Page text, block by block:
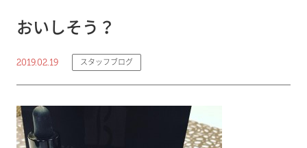
おいしそう？
2019.02.19 スタッフブログ